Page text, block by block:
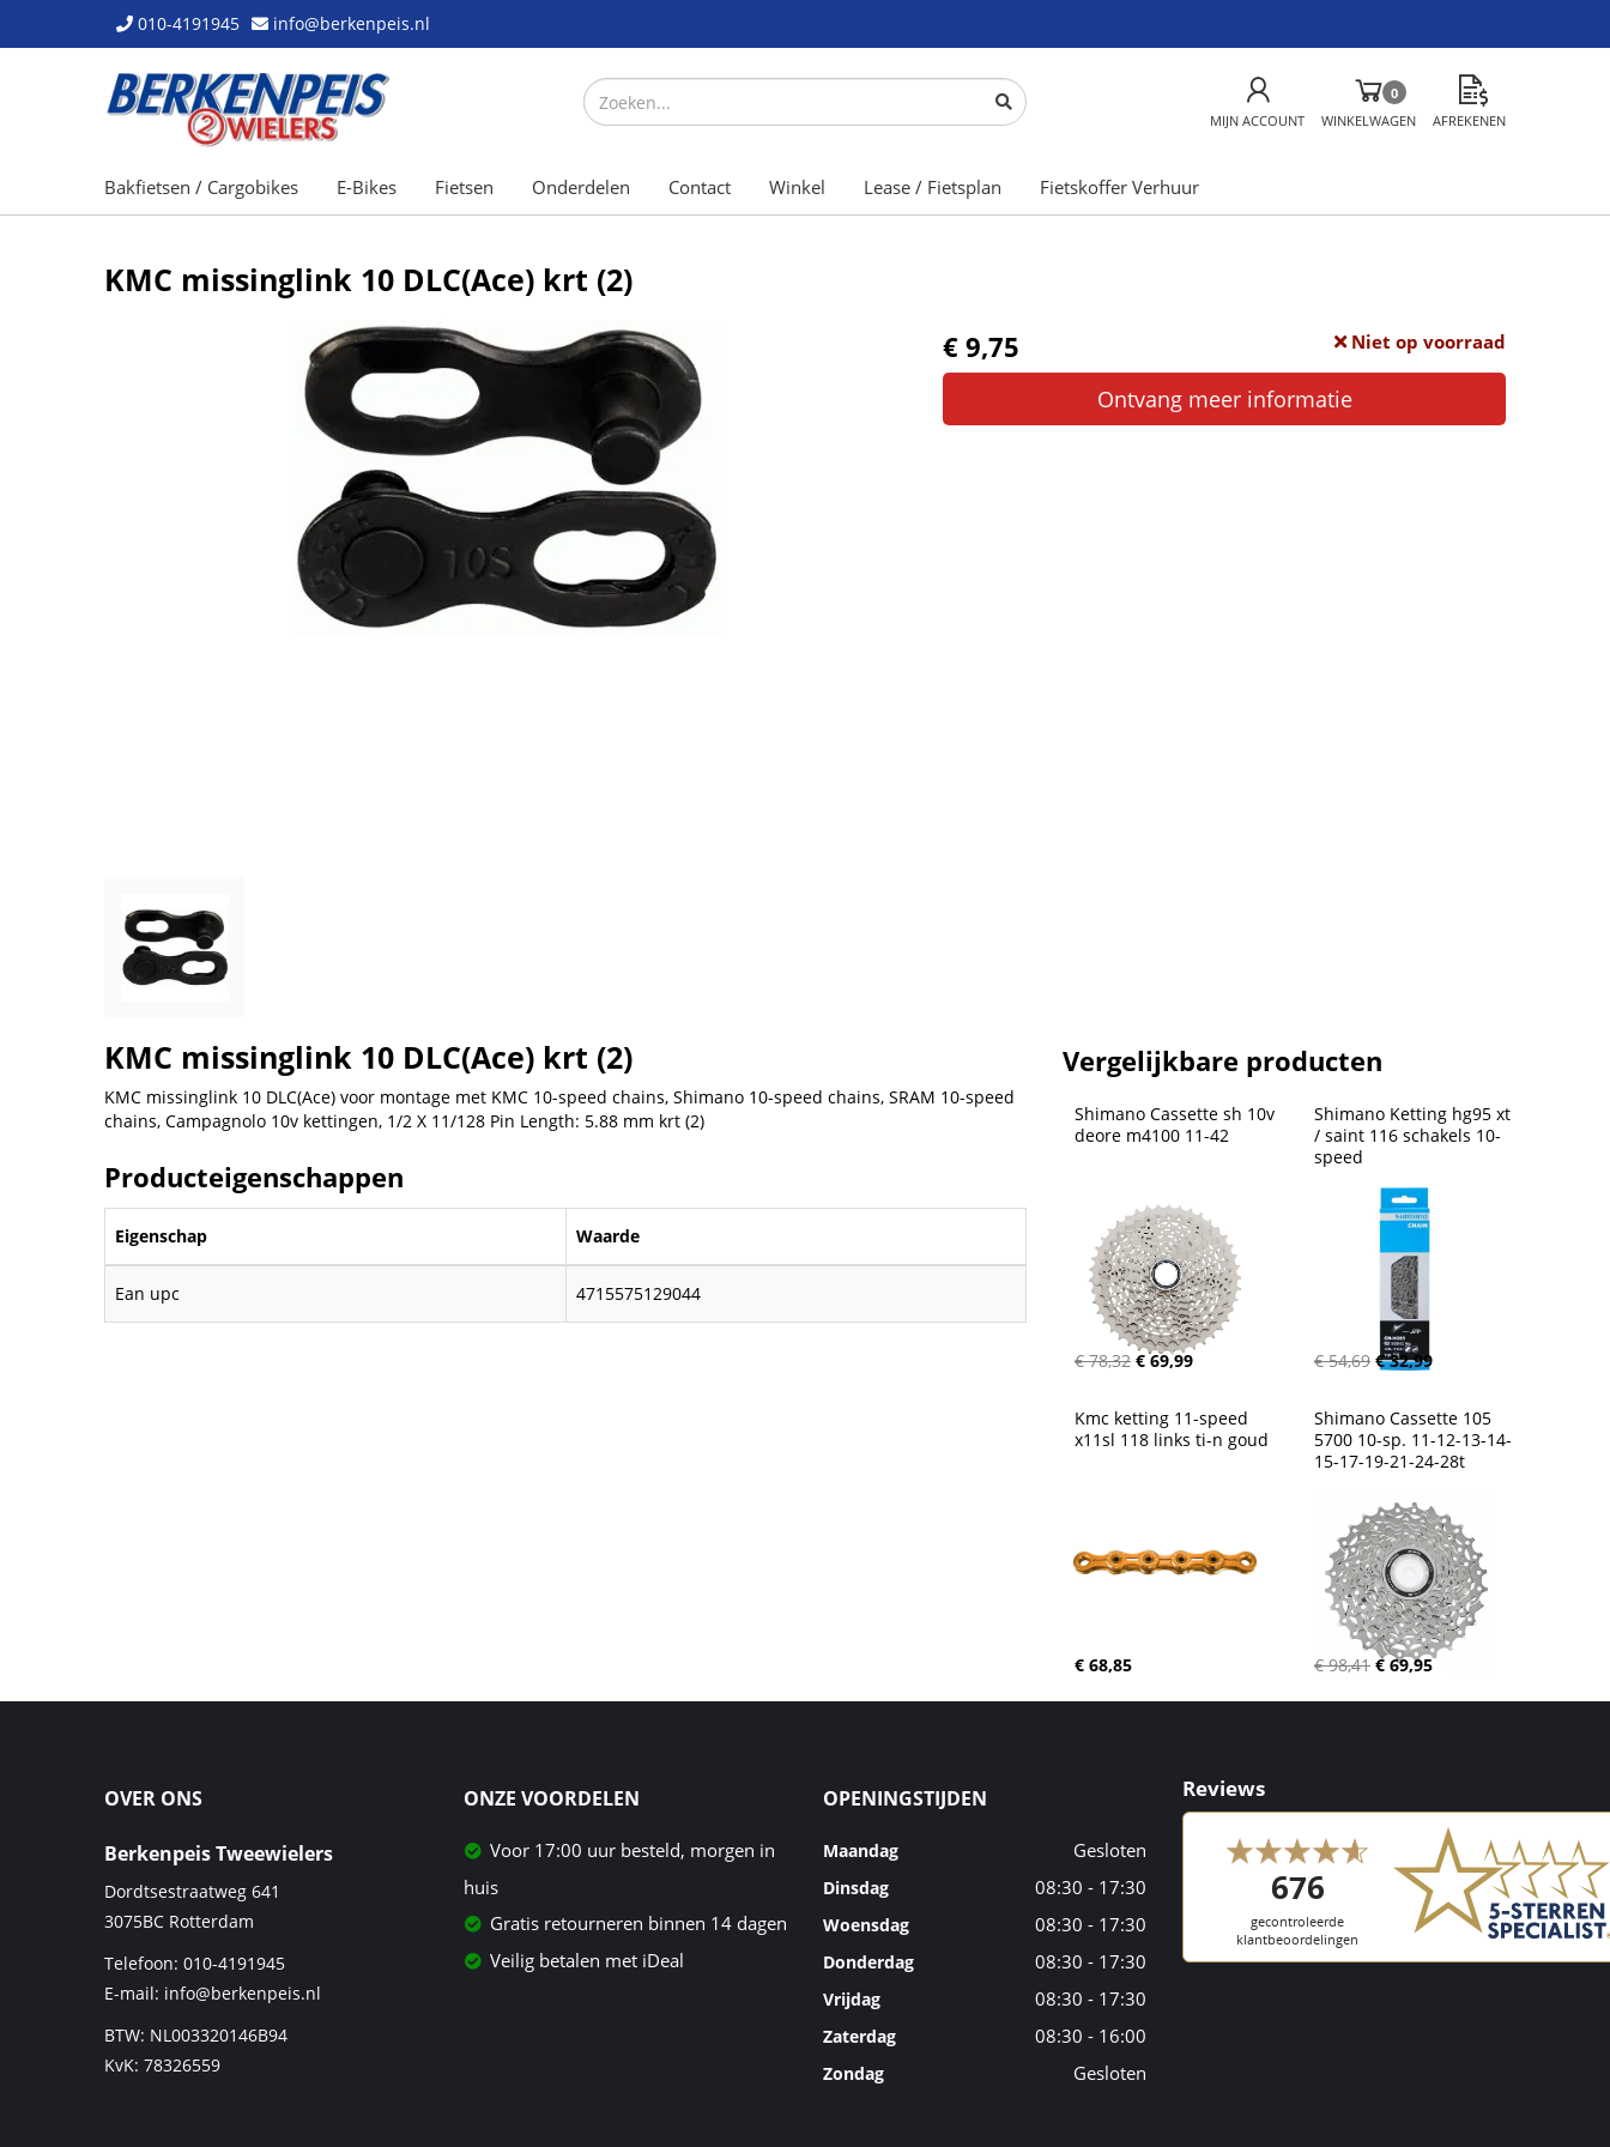
010-4191945 info@berkenpeis.nl
MIJN ACCOUNT
0
WINKELWAGEN
AFREKENEN
Bakfietsen / Cargobikes E-Bikes Fietsen Onderdelen Contact Winkel Lease / Fietsplan Fietskoffer Verhuur
KMC missinglink 10 DLC(Ace) krt (2)
€ 9,75 Niet op voorraad
Ontvang meer informatie
KMC missinglink 10 DLC(Ace) krt (2)
KMC missinglink 10 DLC(Ace) voor montage met KMC 10-speed chains, Shimano 10-speed chains, SRAM 10-speed
chains, Campagnolo 10v kettingen, 1/2 X 11/128 Pin Length: 5.88 mm krt (2)
Producteigenschappen
Eigenschap Waarde
Ean upc 4715575129044
Vergelijkbare producten
Shimano Cassette sh 10v
deore m4100 11-42
€ 78,32 € 69,99
Shimano Ketting hg95 xt
/ saint 116 schakels 10-
speed
€ 54,69 € 32,99
Kmc ketting 11-speed
x11sl 118 links ti-n goud
€ 68,85
Shimano Cassette 105
5700 10-sp. 11-12-13-14-
15-17-19-21-24-28t
€ 98,41 € 69,95
OVER ONS
Berkenpeis Tweewielers
Dordtsestraatweg 641
3075BC Rotterdam
Telefoon: 010-4191945
E-mail: info@berkenpeis.nl
BTW: NL003320146B94
KvK: 78326559
ONZE VOORDELEN
Voor 17:00 uur besteld, morgen in
huis
Gratis retourneren binnen 14 dagen
Veilig betalen met iDeal
OPENINGSTIJDEN
Maandag Gesloten
Dinsdag 08:30 - 17:30
Woensdag 08:30 - 17:30
Donderdag 08:30 - 17:30
Vrijdag 08:30 - 17:30
Zaterdag 08:30 - 16:00
Zondag Gesloten
Reviews